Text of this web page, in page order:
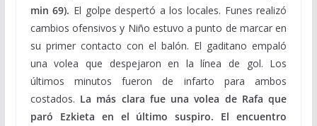
min 69). El golpe despertó a los locales. Funes realizó
cambios ofensivos y Niño estuvo a punto de marcar en
su primer contacto con el balón. El gaditano empaló
una volea que despejaron en la línea de gol. Los
últimos minutos fueron de infarto para ambos
costados. La más clara fue una volea de Rafa que
paró Ezkieta en el último suspiro. El encuentro